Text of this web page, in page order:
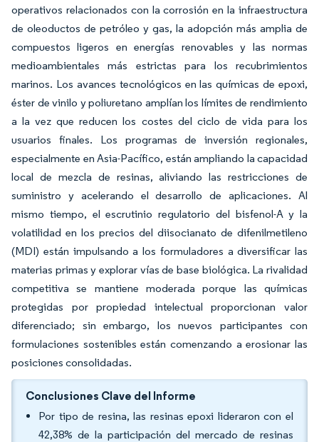
operativos relacionados con la corrosión en la infraestructura
de oleoductos de petróleo y gas, la adopción más amplia de
compuestos ligeros en energías renovables y las normas
medioambientales más estrictas para los recubrimientos
marinos. Los avances tecnológicos en las químicas de epoxi,
éster de vinilo y poliuretano amplían los límites de rendimiento
a la vez que reducen los costes del ciclo de vida para los
usuarios finales. Los programas de inversión regionales,
especialmente en Asia-Pacífico, están ampliando la capacidad
local de mezcla de resinas, aliviando las restricciones de
suministro y acelerando el desarrollo de aplicaciones. Al
mismo tiempo, el escrutinio regulatorio del bisfenol-A y la
volatilidad en los precios del diisocianato de difenilmetileno
(MDI) están impulsando a los formuladores a diversificar las
materias primas y explorar vías de base biológica. La rivalidad
competitiva se mantiene moderada porque las químicas
protegidas por propiedad intelectual proporcionan valor
diferenciado; sin embargo, los nuevos participantes con
formulaciones sostenibles están comenzando a erosionar las
posiciones consolidadas.
Conclusiones Clave del Informe
Por tipo de resina, las resinas epoxi lideraron con el
42,38% de la participación del mercado de resinas